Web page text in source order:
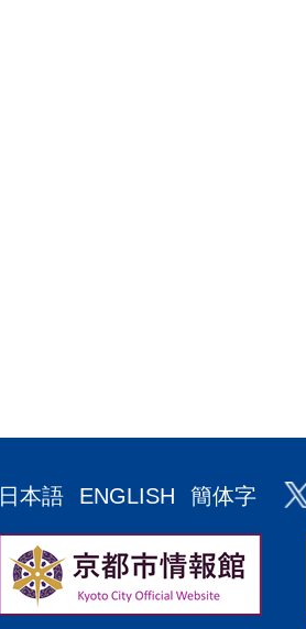
日本語 ENGLISH 簡体字